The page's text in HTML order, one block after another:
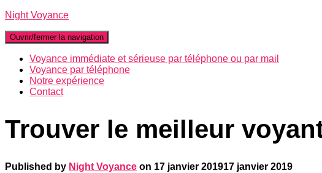
Night Voyance
Ouvrir/fermer la navigation
Voyance immédiate et sérieuse par téléphone ou par mail
Voyance par téléphone
Notre expérience
Contact
Trouver le meilleur
Published by Night Voyance on 17 janvier 201917 janvier 2019